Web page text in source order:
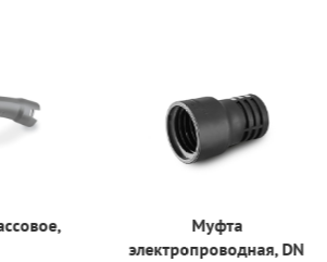
Колено пластмассовое,
DN 35